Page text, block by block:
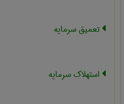
تعمیق سرمایه
استهلاک سرمایه